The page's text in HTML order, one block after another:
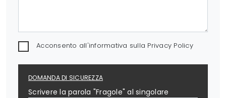
Acconsento all'informativa sulla Privacy Policy
DOMANDA DI SICUREZZA
Scrivere la parola "Fragole" al singolare